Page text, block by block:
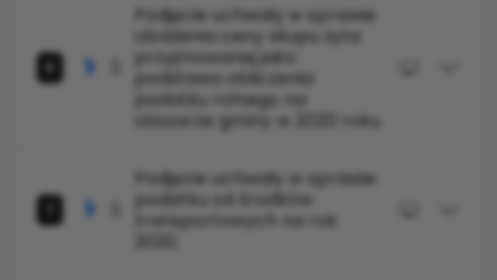
Podjęcie uchwały w sprawie
obniżenia ceny skupu żyta
przyjmowanej jako
podstawa obliczenia
podatku rolnego na
obszarze gminy w 2020 roku
Podjęcie uchwały w sprawie
podatku od środków
transportowych na rok